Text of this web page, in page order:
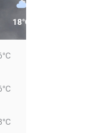
18°C